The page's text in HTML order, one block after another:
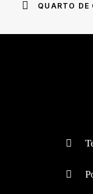
QUARTO DE